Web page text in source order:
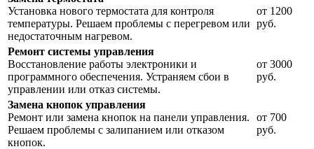
Установка нового термостата для контроля
температуры. Решаем проблемы с перегревом или
недостаточным нагревом.
от 1200
руб.
Ремонт системы управления
Восстановление работы электроники и
программного обеспечения. Устраняем сбои в
управлении или отказ системы.
от 3000
руб.
Замена кнопок управления
Ремонт или замена кнопок на панели управления.
Решаем проблемы с залипанием или отказом
кнопок.
от 700
руб.